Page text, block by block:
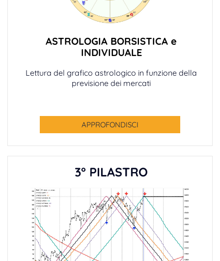
ASTROLOGIA BORSISTICA e
INDIVIDUALE
Lettura del grafico astrologico in funzione della
previsione dei mercati
APPROFONDISCI
3° PILASTRO